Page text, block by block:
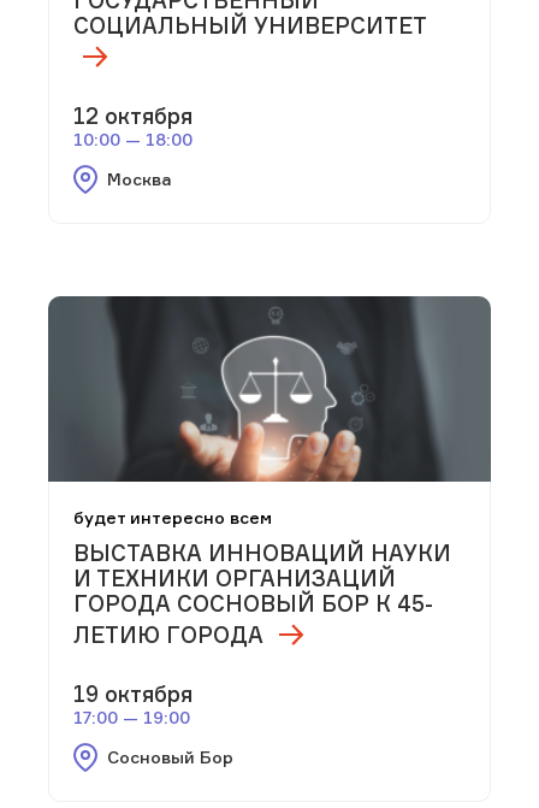
СОЦИАЛЬНЫЙ УНИВЕРСИТЕТ
12 октября
10:00 — 18:00
Москва
будет интересно всем
ВЫСТАВКА ИННОВАЦИЙ НАУКИ
И ТЕХНИКИ ОРГАНИЗАЦИЙ
ГОРОДА СОСНОВЫЙ БОР К 45-
ЛЕТИЮ ГОРОДА
19 октября
17:00 — 19:00
Сосновый Бор